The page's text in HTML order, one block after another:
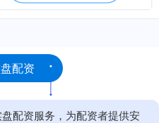
配资
配资服务，为配资者提供安